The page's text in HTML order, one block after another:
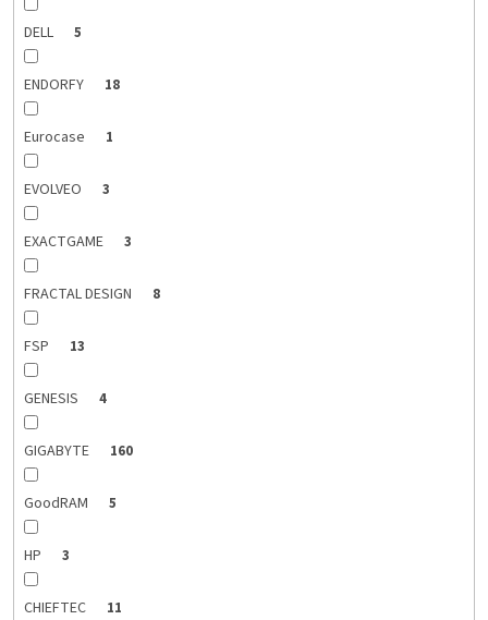
DELL 5
ENDORFY 18
Eurocase 1
EVOLVEO 3
EXACTGAME 3
FRACTAL DESIGN 8
FSP 13
GENESIS 4
GIGABYTE 160
GoodRAM 5
HP 3
CHIEFTEC 11